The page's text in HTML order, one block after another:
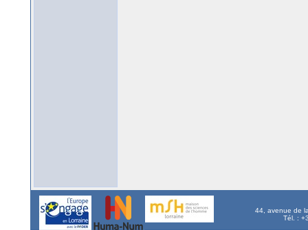
44, avenue de
Tél. :